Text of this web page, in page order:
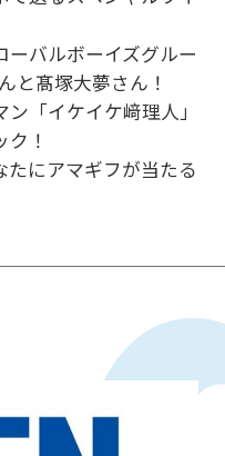
バルボーイズグルー
と髙塚大夢さん！
「イケイケ﨑理人」
！
たにアマギフが当たる